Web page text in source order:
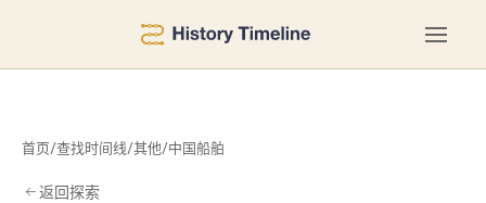
首页/查找时间线/其他/中国船舶
返回探索